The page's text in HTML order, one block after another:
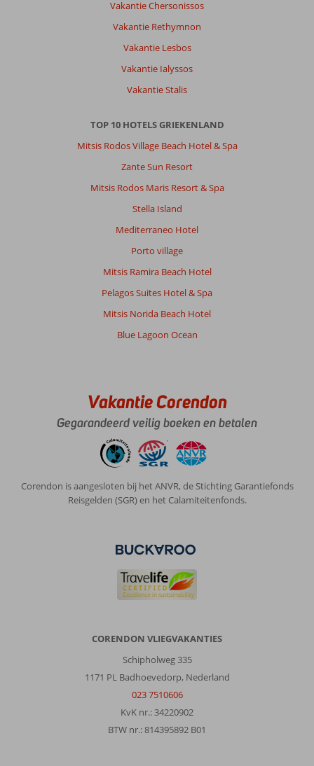
Vakantie Chersonissos
Vakantie Rethymnon
Vakantie Lesbos
Vakantie Ialyssos
Vakantie Stalis
TOP 10 HOTELS GRIEKENLAND
Mitsis Rodos Village Beach Hotel & Spa
Zante Sun Resort
Mitsis Rodos Maris Resort & Spa
Stella Island
Mediterraneo Hotel
Porto village
Mitsis Ramira Beach Hotel
Pelagos Suites Hotel & Spa
Mitsis Norida Beach Hotel
Blue Lagoon Ocean
Vakantie Corendon
Gegarandeerd veilig boeken en betalen
Corendon is aangesloten bij het ANVR, de Stichting Garantiefonds
Reisgelden (SGR) en het Calamiteitenfonds.
CORENDON VLIEGVAKANTIES
Schipholweg 335
1171 PL Badhoevedorp, Nederland
023 7510606
KvK nr.: 34220902
BTW nr.: 814395892 B01